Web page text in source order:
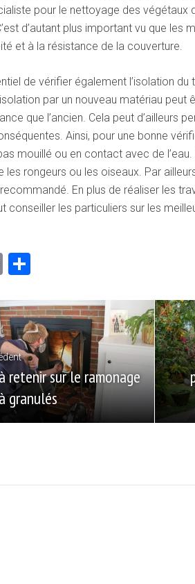
pour le nettoyage des
d’autant plus important vu que les
et à la résistance de la couverture.
de vérifier également l’isolation
par un nouveau matériau
que l’ancien. Cela peut d’ailleurs
Ainsi, pour une bonne
mouillé ou en contact avec de
les rongeurs ou les oiseaux. Par
En plus de réaliser les
conseiller les particuliers sur les
Email
retenir sur le ramonage
granulés